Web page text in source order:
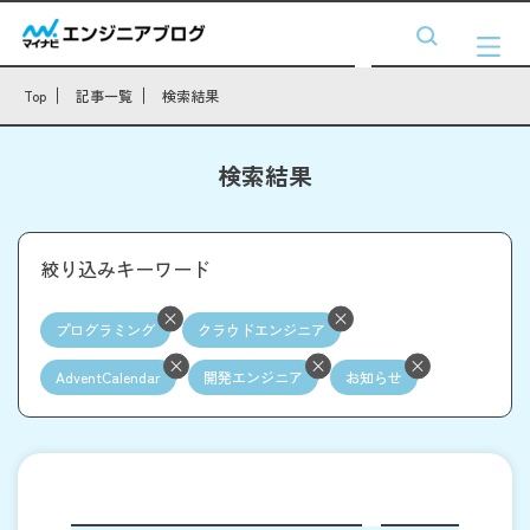
Top 記事一覧 検索結果
検索結果
絞り込みキーワード
プログラミング クラウドエンジニア
AdventCalendar 開発エンジニア お知らせ